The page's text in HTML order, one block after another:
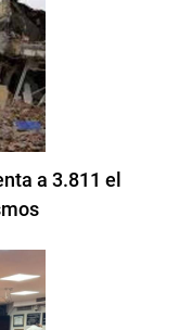
a 3.811 el